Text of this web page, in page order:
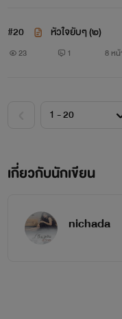
แพขนตาชื้นละอองน้ำ
เจ็บช้ำ ที่เห่อขึ้นมาจนข
#20 หัวใจยับๆ (๒)
23 1 8 หน้
เกี่ยวกับนักเขียน
nichada